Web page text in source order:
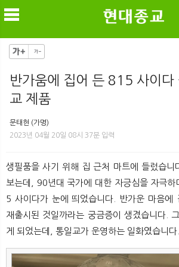
메
반가움에 집어 든 815 사이다
교 제품
문태현 (가명)
2023년 04월 20일 08시 37분 입력
생필품을 사기 위해 집 근처 마트에 들렀습니
보는데, 90년대 국가에 대한 자긍심을 자극하
5 사이다가 눈에 띄었습니다. 반가운 마음에
재출시된 것일까라는 궁금증이 생겼습니다.
게 되었는데, 통일교가 운영하는 일화였습니다.